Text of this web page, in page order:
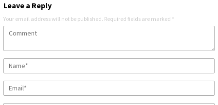
Leave a Reply
Your email address will not be published. Required fields are marked *